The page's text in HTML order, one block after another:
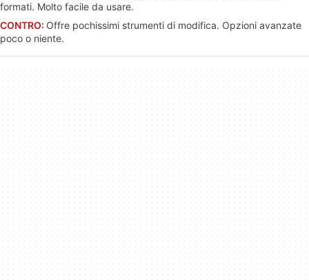
formati. Molto facile da usare.
CONTRO: Offre pochissimi strumenti di modifica. Opzioni avanzate
poco o niente.